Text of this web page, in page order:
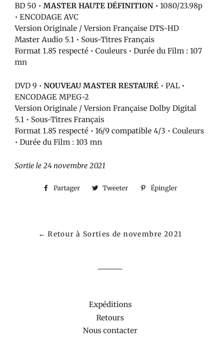
BD 50 • MASTER HAUTE DÉFINITION • 1080/23.98p
• ENCODAGE AVC
Version Originale / Version Française DTS-HD
Master Audio 5.1 • Sous-Titres Français
Format 1.85 respecté • Couleurs • Durée du Film : 107
mn
DVD 9 • NOUVEAU MASTER RESTAURÉ • PAL •
ENCODAGE MPEG-2
Version Originale / Version Française Dolby Digital
5.1 • Sous-Titres Français
Format 1.85 respecté • 16/9 compatible 4/3 • Couleurs
• Durée du Film : 103 mn
Sortie le 24 novembre 2021
Partager
PartagerTweeter
TweeterÉpingler
← Retour à Sorties de novembre 2021
Expéditions
Retours
Nous contacter